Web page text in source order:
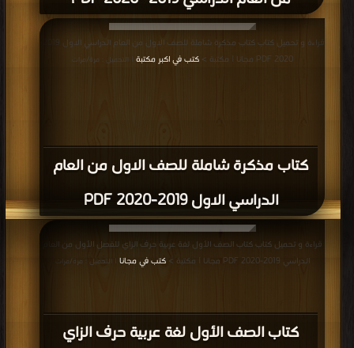
كتاب مذكرة شاملة للصف الاول من العام
الدراسي الاول 2019-2020 PDF
2020 PDF مجانا | مكتبة >
كتب في اكبر مكتبة | التحميل : مرة/مرات
كتاب الصف الأول لغة عربية حرف الزاي
قراءة و تحميل كتاب كتاب الصف الأول لغة عربية حرف الزاي للفصل الأول من العام
الدراسي 2019-2020 PDF مجانا | مكتبة >
كتب في مجانا | التحميل : مرة/مرات